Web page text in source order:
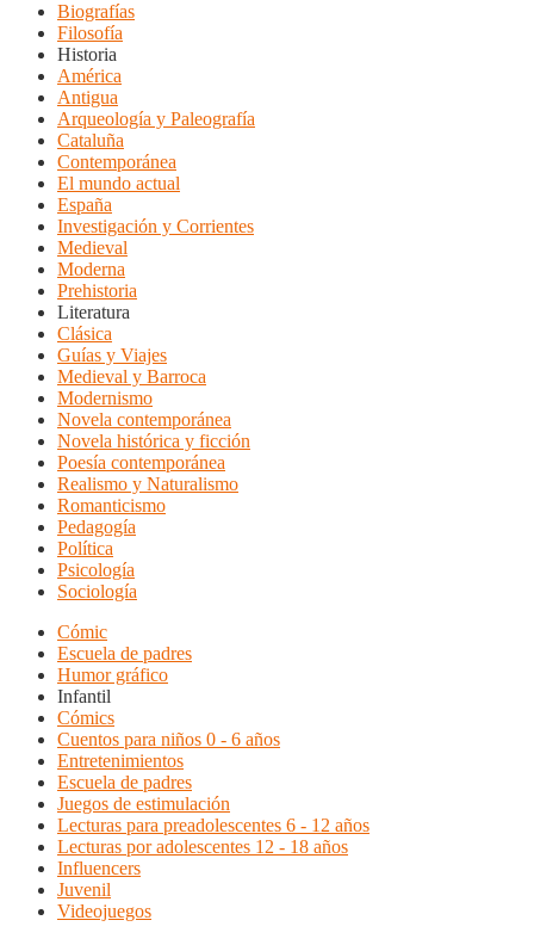
Biografías
Filosofía
Historia
América
Antigua
Arqueología y Paleografía
Cataluña
Contemporánea
El mundo actual
España
Investigación y Corrientes
Medieval
Moderna
Prehistoria
Literatura
Clásica
Guías y Viajes
Medieval y Barroca
Modernismo
Novela contemporánea
Novela histórica y ficción
Poesía contemporánea
Realismo y Naturalismo
Romanticismo
Pedagogía
Política
Psicología
Sociología
Cómic
Escuela de padres
Humor gráfico
Infantil
Cómics
Cuentos para niños 0 - 6 años
Entretenimientos
Escuela de padres
Juegos de estimulación
Lecturas para preadolescentes 6 - 12 años
Lecturas por adolescentes 12 - 18 años
Influencers
Juvenil
Videojuegos